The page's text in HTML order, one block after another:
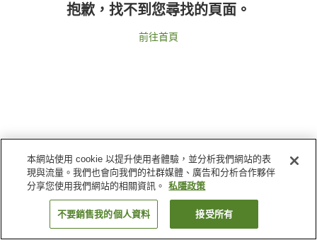
抱歉，找不到您尋找的頁面。
前往首頁
本網站使用 cookie 以提升使用者體驗，並分析我們網站的表
現與流量。我們也會向我們的社群媒體、廣告和分析合作夥伴
分享您使用我們網站的相關資訊。
私隱政策
不要銷售我的個人資料 接受所有